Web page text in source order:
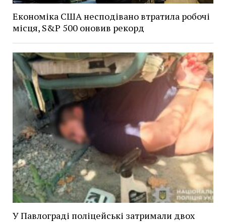
Економіка США несподівано втратила робочі
місця, S&P 500 оновив рекорд
У Павлограді поліцейські затримали двох